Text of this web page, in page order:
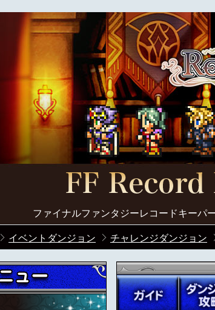
ファイナルファンタジーレコードキーパ
イベントダンジョン チャレンジダンジョン